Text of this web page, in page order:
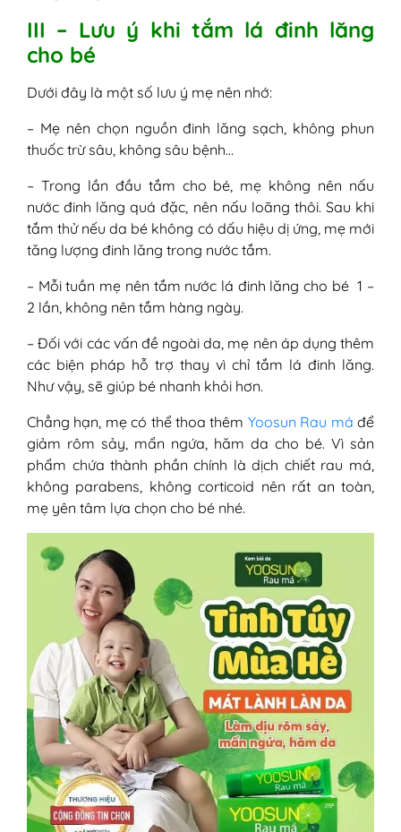
III – Lưu ý khi tắm lá đinh lăng
cho bé
Dưới đây là một số lưu ý mẹ nên nhớ:
– Mẹ nên chọn nguồn đinh lăng sạch, không phun
thuốc trừ sâu, không sâu bệnh…
– Trong lần đầu tắm cho bé, mẹ không nên nấu
nước đinh lăng quá đặc, nên nấu loãng thôi. Sau khi
tắm thử nếu da bé không có dấu hiệu dị ứng, mẹ mới
tăng lượng đinh lăng trong nước tắm.
– Mỗi tuần mẹ nên tắm nước lá đinh lăng cho bé 1 –
2 lần, không nên tắm hàng ngày.
– Đối với các vấn đề ngoài da, mẹ nên áp dụng thêm
các biện pháp hỗ trợ thay vì chỉ tắm lá đinh lăng.
Như vậy, sẽ giúp bé nhanh khỏi hơn.
Chẳng hạn, mẹ có thể thoa thêm Yoosun Rau má để
giảm rôm sảy, mẩn ngứa, hăm da cho bé. Vì sản
phẩm chứa thành phần chính là dịch chiết rau má,
không parabens, không corticoid nên rất an toàn,
mẹ yên tâm lựa chọn cho bé nhé.